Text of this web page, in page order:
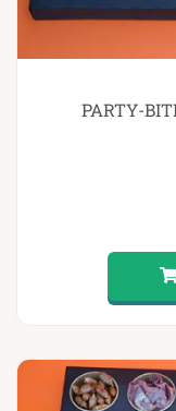
PARTY-